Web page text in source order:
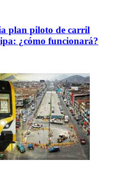
plan piloto de carril
¿cómo funcionará?